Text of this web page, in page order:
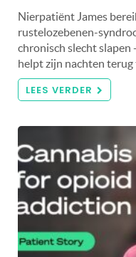
Nierpatiënt James
rustelozebenen-
chronisch slecht
helpt zijn nachten terug
LEES VERDER